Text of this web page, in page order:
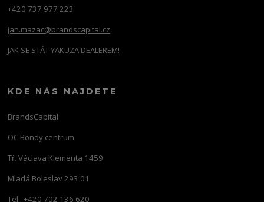
+420 737 977 223
jan.mazac@brandscapital.cz
JAK SE STÁT YAKUZA DEALEREM!
KDE NÁS NAJDETE
BrandsCapital
OC Bondy centrum
Tř. Václava Klementa 1459
Mladá Boleslav 293 01
Tel.: +420 702 136 620